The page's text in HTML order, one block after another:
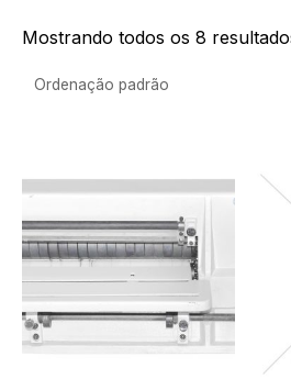
Mostrando todos os 8